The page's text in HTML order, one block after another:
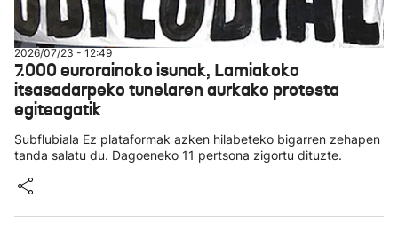
2026/07/23 - 12:49
7.000 eurorainoko isunak, Lamiakoko
itsasadarpeko tunelaren aurkako protesta
egiteagatik
Subflubiala Ez plataformak azken hilabeteko bigarren zehapen
tanda salatu du. Dagoeneko 11 pertsona zigortu dituzte.